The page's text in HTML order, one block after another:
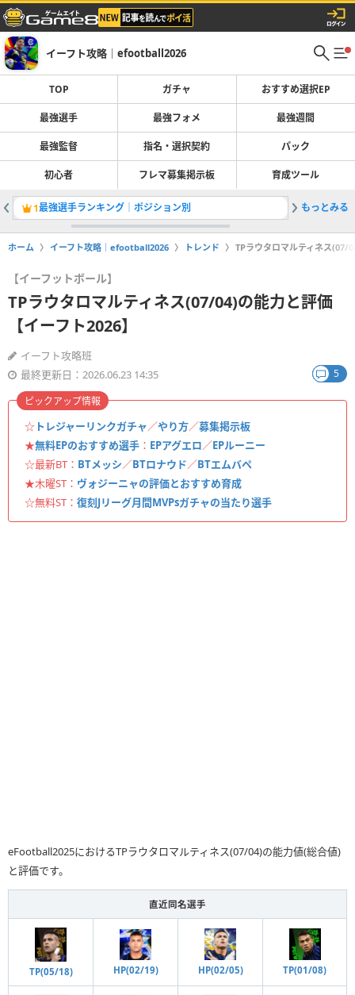
イーフト攻略｜efootball2026
TOP ガチャ おすすめ選択EP
最強選手 最強フォメ 最強週間
最強監督 指名・選択契約 パック
初心者 フレマ募集掲示板 育成ツール
1最強選手ランキング｜ポジション別 2ガチャ
もっとみる
ホーム イーフト攻略｜efootball2026 トレンド TPラウタロマルティネス(07/
【イーフットボール】
TPラウタロマルティネス(07/04)の能力と評価
【イーフト2026】
イーフト攻略班
最終更新日：2026.06.23 14:35
5
☆ トレジャーリンクガチャ／やり方／募集掲示板
★無料EPのおすすめ選手 ： EPアグエロ／EPルーニー
☆最新BT： BTメッシ／BTロナウド／BTエムバペ
★木曜ST： ヴォジーニャの評価とおすすめ育成
☆無料ST： 復刻Jリーグ月間MVPsガチャの当たり選手
ピックアップ情報
eFootball2025におけるTPラウタロマルティネス(07/04)の能力値(総合値)
と評価です。
直近同名選手
TP(05/18) HP(02/19) HP(02/05) TP(01/08)